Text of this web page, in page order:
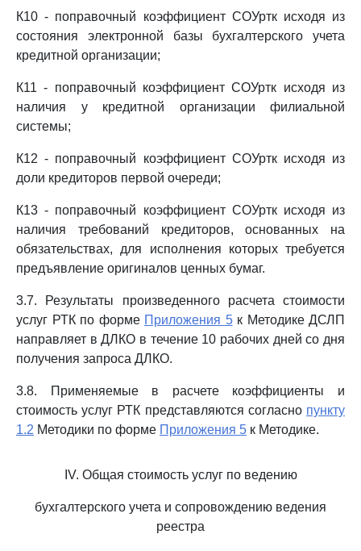
К10 - поправочный коэффициент СОУртк исходя из
состояния электронной базы бухгалтерского учета
кредитной организации;
К11 - поправочный коэффициент СОУртк исходя из
наличия у кредитной организации филиальной
системы;
К12 - поправочный коэффициент СОУртк исходя из
доли кредиторов первой очереди;
К13 - поправочный коэффициент СОУртк исходя из
наличия требований кредиторов, основанных на
обязательствах, для исполнения которых требуется
предъявление оригиналов ценных бумаг.
3.7. Результаты произведенного расчета стоимости
услуг РТК по форме Приложения 5к Методике ДСЛП
направляет в ДЛКО в течение 10 рабочих дней со дня
получения запроса ДЛКО.
3.8. Применяемые в расчете коэффициенты и
стоимость услуг РТК представляются согласно пункту
1.2 Методики по форме Приложения 5 к Методике.
IV. Общая стоимость услуг по ведению
бухгалтерского учета и сопровождению ведения
реестра